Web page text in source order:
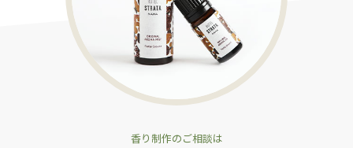
香り制作のご相談は